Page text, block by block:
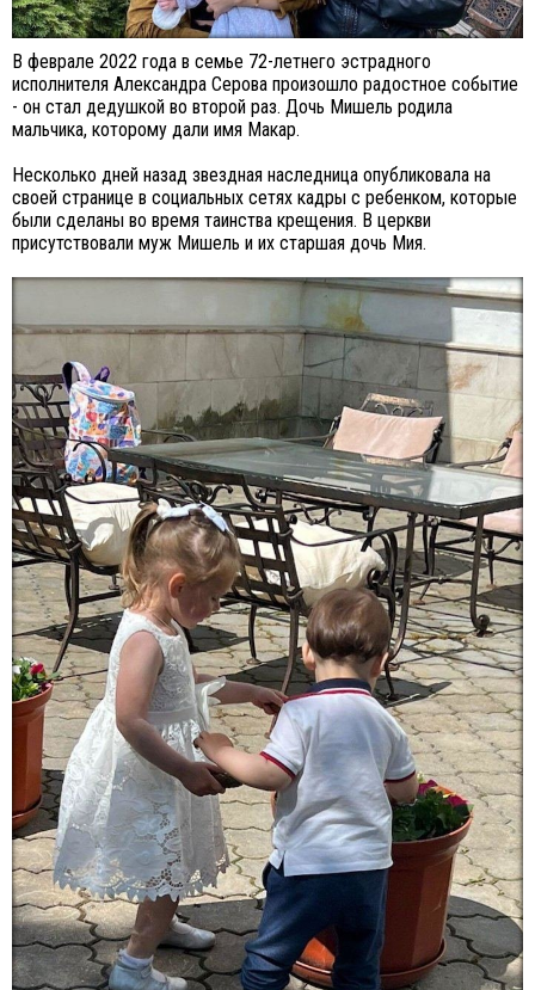
В феврале 2022 года в семье 72-летнего эстрадного
исполнителя Александра Серова произошло радостное событие
- он стал дедушкой во второй раз. Дочь Мишель родила
мальчика, которому дали имя Макар.
Несколько дней назад звездная наследница опубликовала на
своей странице в социальных сетях кадры с ребенком, которые
были сделаны во время таинства крещения. В церкви
присутствовали муж Мишель и их старшая дочь Мия.